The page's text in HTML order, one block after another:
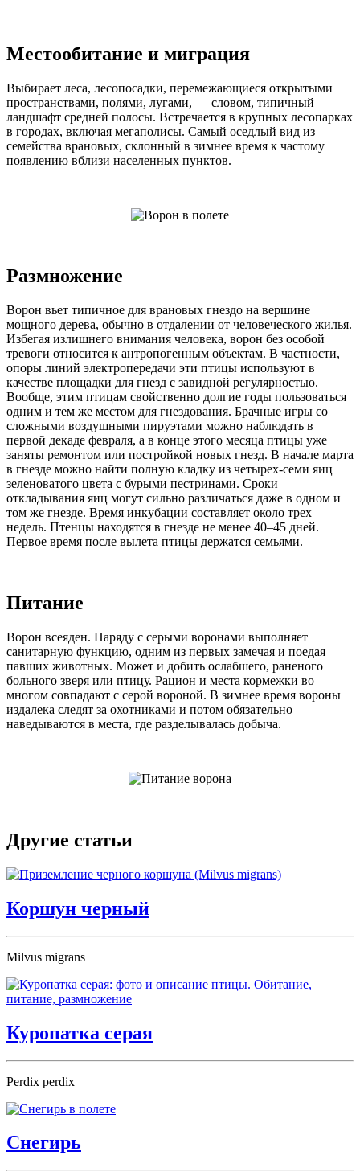
Местообитание и миграция
Выбирает леса, лесопосадки, перемежающиеся открытыми
пространствами, полями, лугами, — словом, типичный
ландшафт средней полосы. Встречается в крупных лесопарках
в городах, включая мегаполисы. Самый оседлый вид из
семейства врановых, склонный в зимнее время к частому
появлению вблизи населенных пунктов.
Размножение
Ворон вьет типичное для врановых гнездо на вершине
мощного дерева, обычно в отдалении от человеческого жилья.
Избегая излишнего внимания человека, ворон без особой
тревоги относится к антропогенным объектам. В частности,
опоры линий электропередачи эти птицы используют в
качестве площадки для гнезд с завидной регулярностью.
Вообще, этим птицам свойственно долгие годы пользоваться
одним и тем же местом для гнездования. Брачные игры со
сложными воздушными пируэтами можно наблюдать в
первой декаде февраля, а в конце этого месяца птицы уже
заняты ремонтом или постройкой новых гнезд. В начале марта
в гнезде можно найти полную кладку из четырех-семи яиц
зеленоватого цвета с бурыми пестринами. Сроки
откладывания яиц могут сильно различаться даже в одном и
том же гнезде. Время инкубации составляет около трех
недель. Птенцы находятся в гнезде не менее 40–45 дней.
Первое время после вылета птицы держатся семьями.
Питание
Ворон всеяден. Наряду с серыми воронами выполняет
санитарную функцию, одним из первых замечая и поедая
павших животных. Может и добить ослабшего, раненого
больного зверя или птицу. Рацион и места кормежки во
многом совпадают с серой вороной. В зимнее время вороны
издалека следят за охотниками и потом обязательно
наведываются в места, где разделывалась добыча.
Другие статьи
Коршун черный
Milvus migrans
Куропатка серая
Perdix perdix
Снегирь